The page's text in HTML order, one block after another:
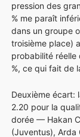
pression des
% me paraît
dans un groupe
troisième place)
probabilité
%, ce qui fait de
Deuxième écart:
2.20 pour la
dorée — Hakan
(Juventus), Arda